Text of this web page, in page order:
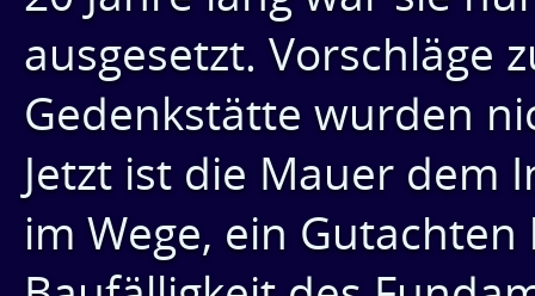
ausgesetzt. Vorschläge
Gedenkstätte wurden
Jetzt ist die Mauer dem
im Wege, ein